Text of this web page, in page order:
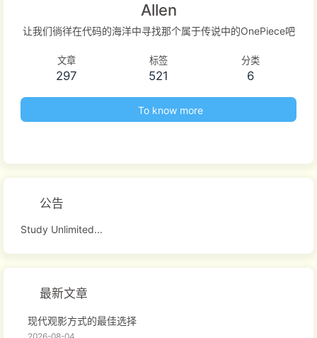
Allen
让我们徜徉在代码的海洋中寻找那个属于传说中的OnePiece吧
文章
297
标签
521
分类
6
To know more
公告
Study Unlimited...
最新文章
现代观影方式的最佳选择